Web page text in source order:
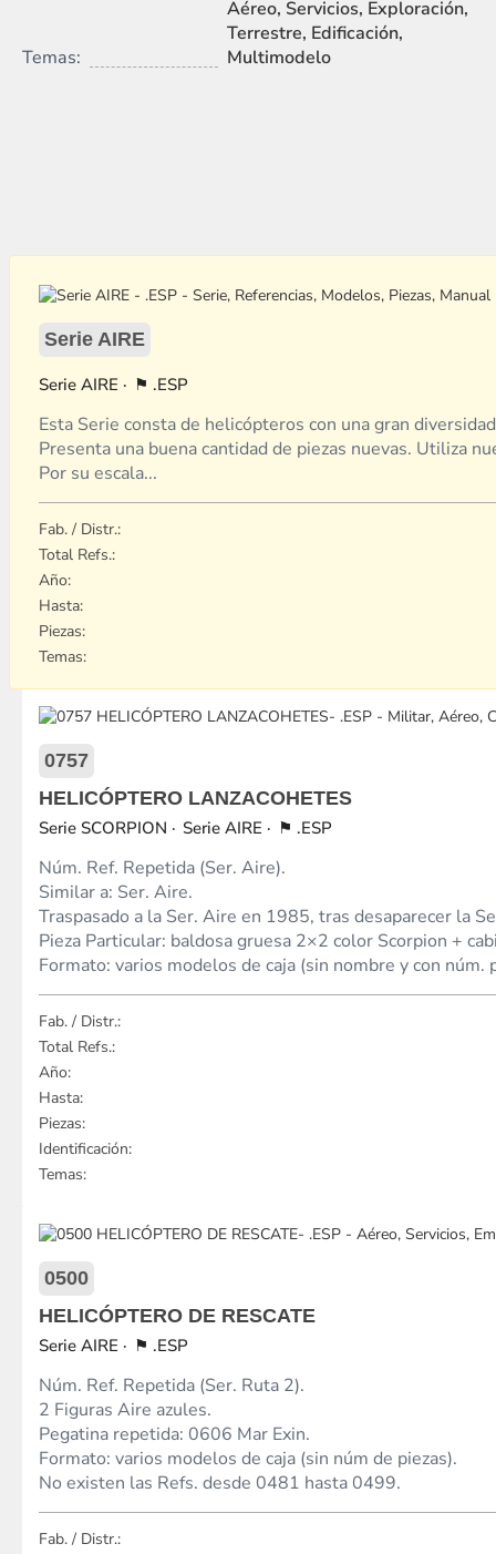
Temas:
Aéreo, Servicios, Exploración,
Terrestre, Edificación,
Multimodelo
Serie AIRE
AIRE .ESP
Esta Serie consta de helicópteros con una gran
Presenta una buena cantidad de piezas nuevas. Utiliza
Por su escala...
Fab. / Distr.:
Total Refs.:
Año:
Hasta:
Piezas:
Temas:
0757
HELICÓPTERO LANZACOHETES
SCORPION
AIRE .ESP
Núm. Ref. Repetida (Ser. Aire).
Similar a: Ser. Aire.
Traspasado a la Ser. Aire en 1985, tras desaparecer la
Pieza Particular: baldosa gruesa 2×2 color Scorpion +
Formato: varios modelos de caja (sin nombre y con núm.
Fab. / Distr.:
Total Refs.:
Año:
Hasta:
Piezas:
Identificación:
Temas:
0500
HELICÓPTERO DE RESCATE
AIRE
.ESP
Núm. Ref. Repetida (Ser. Ruta 2).
2 Figuras Aire azules.
Pegatina repetida: 0606 Mar Exin.
Formato: varios modelos de caja (sin núm de piezas).
No existen las Refs. desde 0481 hasta 0499.
Fab. / Distr.: